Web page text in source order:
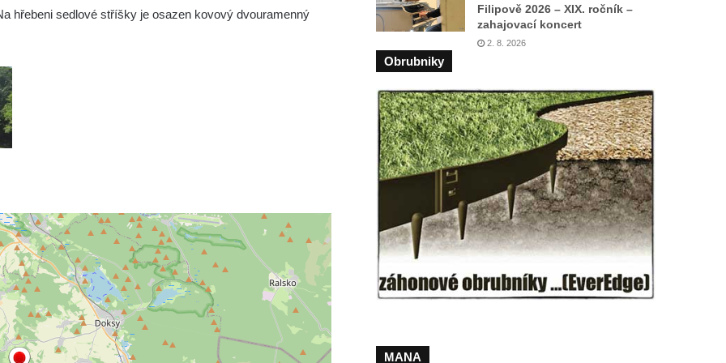
hřebeni sedlové stříšky je osazen kovový dvouramenný
Filipově 2026 – XIX. ročník –
zahajovací koncert
2. 8. 2026
Obrubniky
MANA